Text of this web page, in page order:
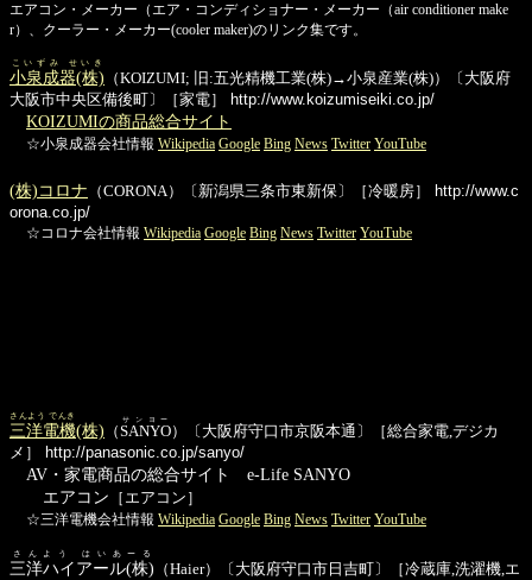
エアコン・メーカー（エア・コンディショナー・メーカー（air conditioner make
r）、クーラー・メーカー(cooler maker)のリンク集です。
小泉成器(株)
こいずみ せいき
（KOIZUMI; 旧:五光精機工業(株)→小泉産業(株)）〔大阪府
大阪市中央区備後町〕［家電］
http://www.koizumiseiki.co.jp/
KOIZUMIの商品総合サイト
☆小泉成器会社情報 Wikipedia Google Bing News Twitter YouTube
(株)コロナ （CORONA）〔新潟県三条市東新保〕［冷暖房］
http://www.c
orona.co.jp/
☆コロナ会社情報 Wikipedia Google Bing News Twitter YouTube
三洋電機
さんよう でんき
(株) （SANYO
サンヨー
）〔大阪府守口市京阪本通〕［総合家電,デジカ
メ］
http://panasonic.co.jp/sanyo/
AV・家電商品の総合サイト e-Life SANYO
エアコン ［エアコン］
☆三洋電機会社情報 Wikipedia Google Bing News Twitter YouTube
三洋ハイアール(株)
さんよう はいあーる
（Haier）〔大阪府守口市日吉町〕［冷蔵庫,洗濯機,エ